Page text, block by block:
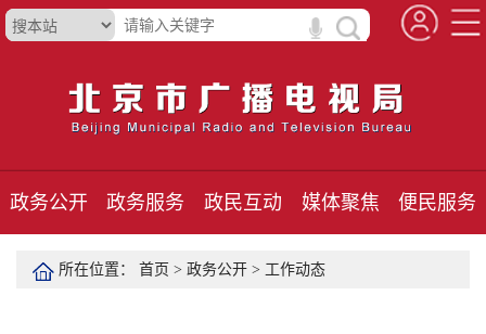
政务公开 政务服务 政民互动 媒体聚焦 便民服务
所在位置： 首页 > 政务公开 > 工作动态